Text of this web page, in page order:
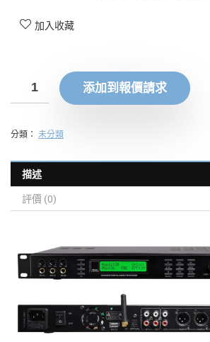
加入收藏
添加到報價請求
分類： 未分類
描述
評價 (0)